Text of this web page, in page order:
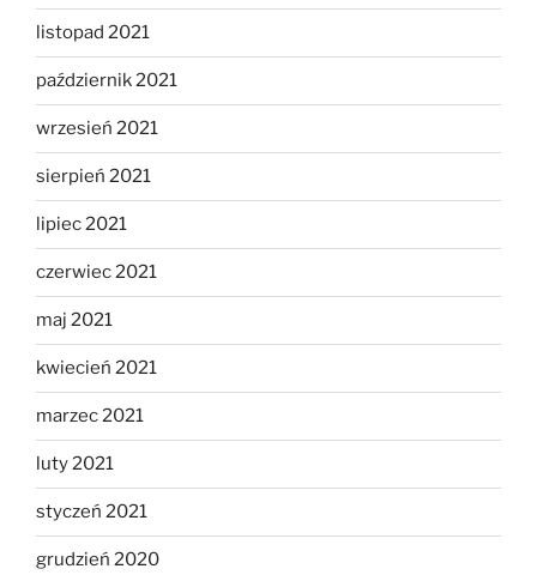
listopad 2021
październik 2021
wrzesień 2021
sierpień 2021
lipiec 2021
czerwiec 2021
maj 2021
kwiecień 2021
marzec 2021
luty 2021
styczeń 2021
grudzień 2020